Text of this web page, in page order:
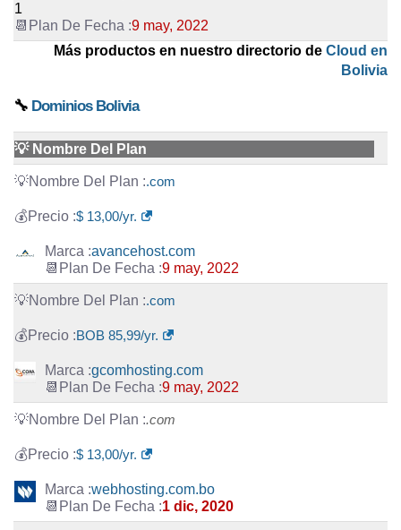
1
9 may, 2022
Más productos en nuestro directorio de Cloud en
Bolivia
🔧 Dominios Bolivia
💡 Nombre Del Plan
.com
$ 13,00/yr.
avancehost.com
9 may, 2022
.com
BOB 85,99/yr.
gcomhosting.com
9 may, 2022
.com
$ 13,00/yr.
webhosting.com.bo
1 dic, 2020